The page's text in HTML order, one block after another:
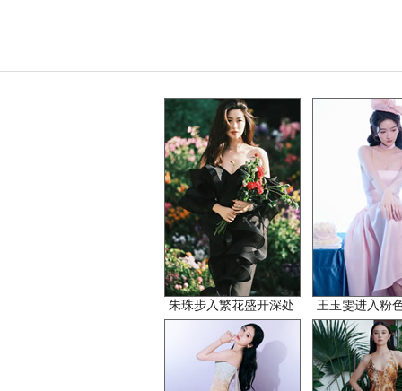
朱珠步入繁花盛开深处 王玉雯进入粉